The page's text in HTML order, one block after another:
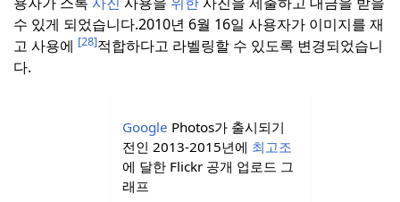
수 있게 되었습니다.2010년 6월 16일 사용자가 이미지를 재
고 사용에 [28]적합하다고 라벨링할 수 있도록 변경되었습니
다.
Google Photos가 출시되기
전인 2013-2015년에 최고조
에 달한 Flickr 공개 업로드 그
래프